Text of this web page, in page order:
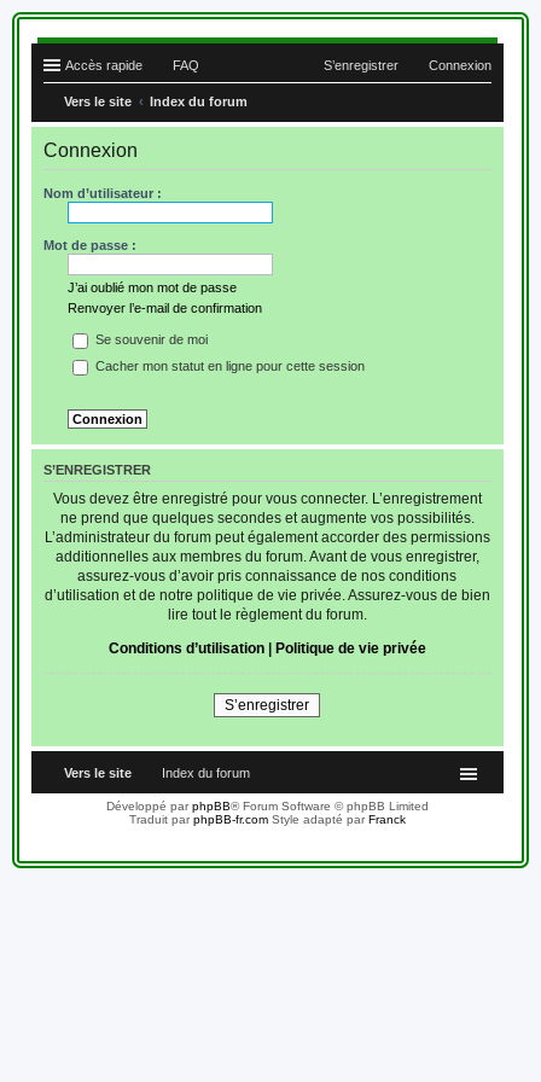
Accès rapide FAQ Connexion
S’enregistrer
Vers le site Index du forum
Connexion
Nom d’utilisateur :
Mot de passe :
J’ai oublié mon mot de passe
Renvoyer l’e-mail de confirmation
Se souvenir de moi
Cacher mon statut en ligne pour cette session
S’ENREGISTRER
Vous devez être enregistré pour vous connecter. L’enregistrement
ne prend que quelques secondes et augmente vos possibilités.
L’administrateur du forum peut également accorder des permissions
additionnelles aux membres du forum. Avant de vous enregistrer,
assurez-vous d’avoir pris connaissance de nos conditions
d’utilisation et de notre politique de vie privée. Assurez-vous de bien
lire tout le règlement du forum.
Conditions d’utilisation| Politique de vie privée
S’enregistrer
Vers le site Index du forum
Développé parphpBB® Forum Software © phpBB Limited
Traduit parphpBB-fr.comStyle adapté parFranck